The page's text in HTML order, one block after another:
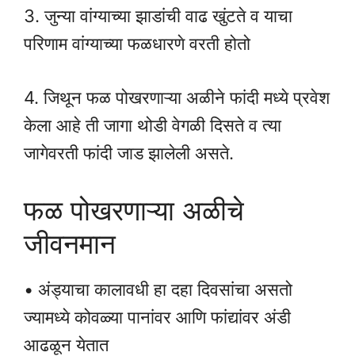
3. जुन्या वांग्याच्या झाडांची वाढ खुंटते व याचा
परिणाम वांग्याच्या फळधारणे वरती होतो
4. जिथून फळ पोखरणाऱ्या अळीने फांदी मध्ये प्रवेश
केला आहे ती जागा थोडी वेगळी दिसते व त्या
जागेवरती फांदी जाड झालेली असते.
फळ पोखरणाऱ्या अळीचे
जीवनमान
• अंड्याचा कालावधी हा दहा दिवसांचा असतो
ज्यामध्ये कोवळ्या पानांवर आणि फांद्यांवर अंडी
आढळून येतात